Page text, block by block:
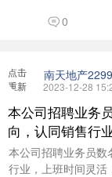
0
点击
重新
南天地产
2023-12-28
本公司招聘业务
向，认同销售行
电咨询了解：
本公司招聘业务员数
行业，上班时间灵活